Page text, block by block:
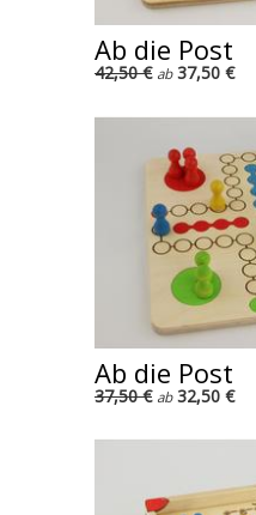
Ab die Post
42,50 € ab37,50 €
Ab die Post
37,50 € ab32,50 €